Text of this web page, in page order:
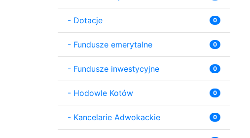
- Dotacje 0
- Fundusze emerytalne 0
- Fundusze inwestycyjne 0
- Hodowle Kotów 0
- Kancelarie Adwokackie 0